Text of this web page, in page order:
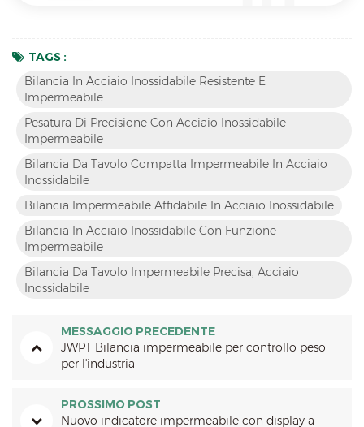
TAGS :
Bilancia In Acciaio Inossidabile Resistente E
Impermeabile
Pesatura Di Precisione Con Acciaio Inossidabile
Impermeabile
Bilancia Da Tavolo Compatta Impermeabile In Acciaio
Inossidabile
Bilancia Impermeabile Affidabile In Acciaio Inossidabile
Bilancia In Acciaio Inossidabile Con Funzione
Impermeabile
Bilancia Da Tavolo Impermeabile Precisa, Acciaio
Inossidabile
MESSAGGIO PRECEDENTE
JWPT Bilancia impermeabile per controllo peso
per l'industria
PROSSIMO POST
Nuovo indicatore impermeabile con display a